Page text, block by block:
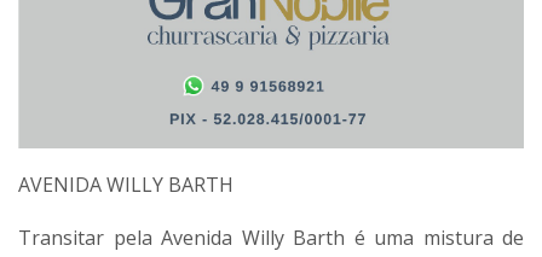
AVENIDA WILLY BARTH
Transitar pela Avenida Willy Barth é uma mistura de